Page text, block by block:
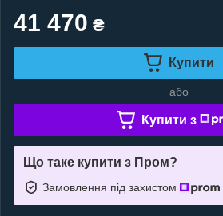
41 470 ₴
Купити
або
Купити з
Що таке купити з Пром?
Замовлення під захистом